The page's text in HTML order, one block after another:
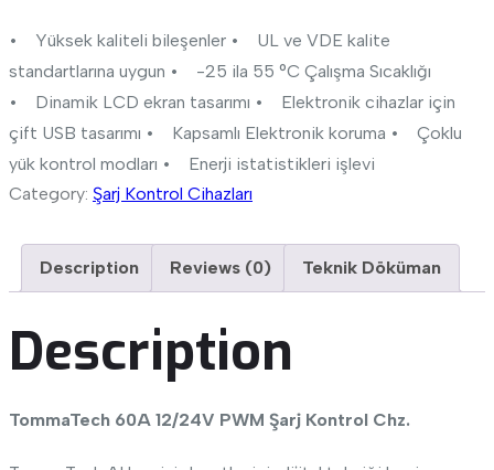
• Yüksek kaliteli bileşenler • UL ve VDE kalite
standartlarına uygun • -25 ila 55 °C Çalışma Sıcaklığı
• Dinamik LCD ekran tasarımı • Elektronik cihazlar için
çift USB tasarımı • Kapsamlı Elektronik koruma • Çoklu
yük kontrol modları • Enerji istatistikleri işlevi
Category: Şarj Kontrol Cihazları
Description Reviews (0) Teknik Döküman
Description
TommaTech 60A 12/24V PWM Şarj Kontrol Chz.